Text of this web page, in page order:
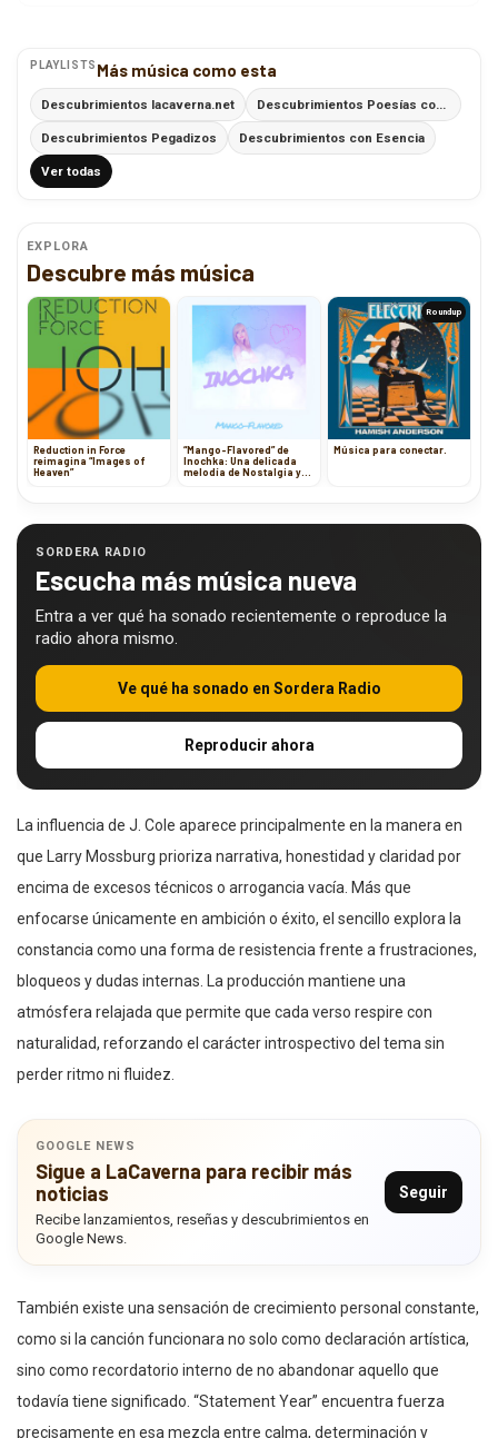
PLAYLISTS Más música como esta
Descubrimientos lacaverna.net
Descubrimientos Pegadizos Descubrimientos con Esencia
Ver todas
EXPLORA
Descubre más música
Reduction in Force
reimagina “Images of
Heaven”
“Mango-Flavored” de
Inochka: Una delicada
melodía de Nostalgia y
Roundup
Música para conectar.
SORDERA RADIO
Escucha más música nueva
Entra a ver qué ha sonado recientemente o reproduce la
radio ahora mismo.
Ve qué ha sonado en Sordera Radio
Reproducir ahora
La influencia de J. Cole aparece principalmente en la manera en
que Larry Mossburg prioriza narrativa, honestidad y claridad por
encima de excesos técnicos o arrogancia vacía. Más que
enfocarse únicamente en ambición o éxito, el sencillo explora la
constancia como una forma de resistencia frente a frustraciones,
bloqueos y dudas internas. La producción mantiene una
atmósfera relajada que permite que cada verso respire con
naturalidad, reforzando el carácter introspectivo del tema sin
perder ritmo ni fluidez.
GOOGLE NEWS
Sigue a LaCaverna para recibir más
noticias
Recibe lanzamientos, reseñas y descubrimientos en
Google News.
Seguir
También existe una sensación de crecimiento personal constante,
como si la canción funcionara no solo como declaración artística,
sino como recordatorio interno de no abandonar aquello que
todavía tiene significado. “Statement Year” encuentra fuerza
precisamente en esa mezcla entre calma, determinación y